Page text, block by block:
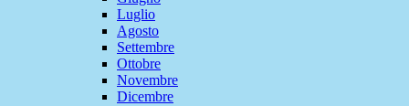
Luglio
Agosto
Settembre
Ottobre
Novembre
Dicembre